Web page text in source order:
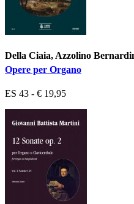
Della Ciaia, Azzolino
Opere per Organo
ES 43 - € 19,95